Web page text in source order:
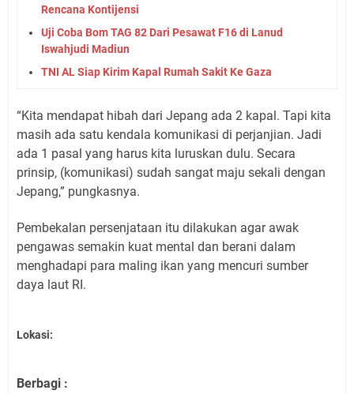
Rencana Kontijensi
Uji Coba Bom TAG 82 Dari Pesawat F16 di Lanud
Iswahjudi Madiun
TNI AL Siap Kirim Kapal Rumah Sakit Ke Gaza
“Kita mendapat hibah dari Jepang ada 2 kapal. Tapi kita
masih ada satu kendala komunikasi di perjanjian. Jadi
ada 1 pasal yang harus kita luruskan dulu. Secara
prinsip, (komunikasi) sudah sangat maju sekali dengan
Jepang,” pungkasnya.
Pembekalan persenjataan itu dilakukan agar awak
pengawas semakin kuat mental dan berani dalam
menghadapi para maling ikan yang mencuri sumber
daya laut RI.
Lokasi:
Berbagi :